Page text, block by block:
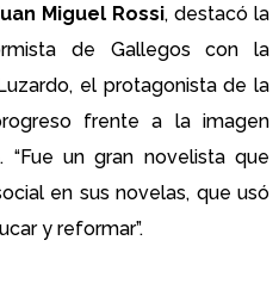
Miguel Rossi, destacó la
de Gallegos con la
el protagonista de la
frente a la imagen
“Fue un gran novelista que
en sus novelas, que usó
y reformar”.